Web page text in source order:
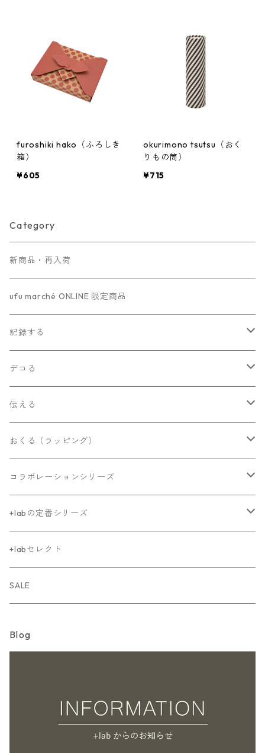
furoshiki hako（ふろしき
箱）
¥605
okurimono tsutsu（おく
りもの筒）
¥715
Category
新商品・再入荷
ufu marché ONLINE 限定商品
記録する
M6 paper
kraft paper
ノート
メモ
わたしシリーズ
memoroku（メモ録）
memoroku（メモ録）カード
memoroku（メモ録）ブック
watashi collage（わたしコラージュ）
watashi collage（わたしコラージュ）レフィル
clip paper（クリップペーパー）
デコる
パターンペーパー
はんこ
枠だけはんこ
面だけはんこ
インクボトルはんこ
マスキングテープ
シール
フレークシール
玉紐シール
伝える
メモ
付箋（ふせん）
メッセージカード・一筆箋
おくる（ラッピング）
袋・手提げ
箱・筒
シール
コラボレーションシリーズ
ますこえり（うふっとさん）
mizutama
+labの定番シリーズ
文具柄
accordion（アコーディオン）
+labセレクト
SALE
Blog